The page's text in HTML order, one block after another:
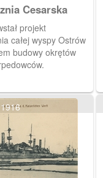
Cesarska
projekt
całej wyspy Ostrów
budowy okrętów
1916